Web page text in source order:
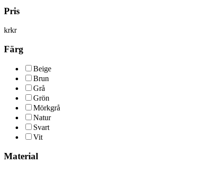
Pris
krkr
Färg
Beige
Brun
Grå
Grön
Mörkgrå
Natur
Svart
Vit
Material